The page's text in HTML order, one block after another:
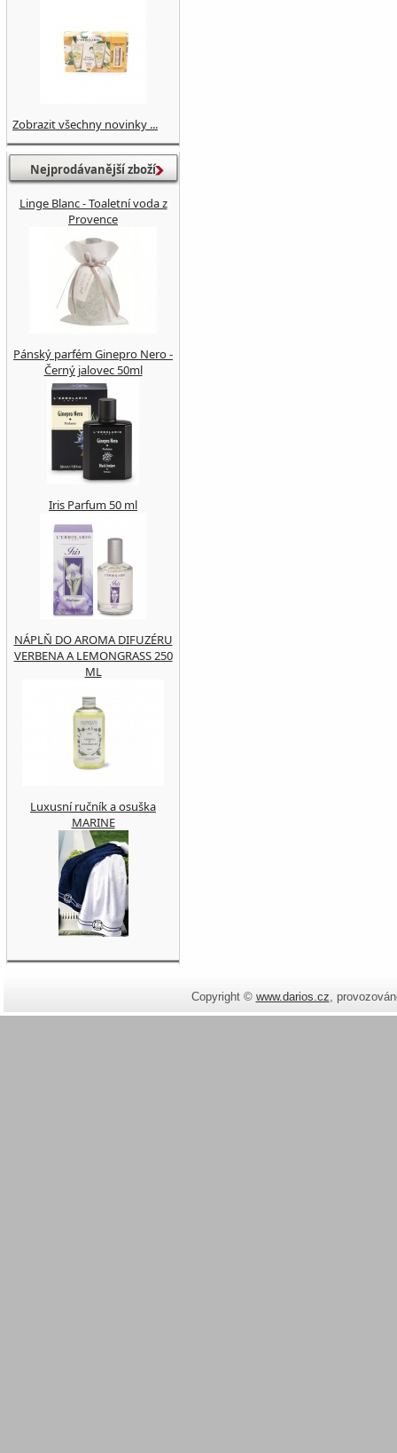
Zobrazit všechny novinky ...
Nejprodávanější zboží
Linge Blanc - Toaletní voda z
Provence
Pánský parfém Ginepro Nero -
Černý jalovec 50ml
Iris Parfum 50 ml
NÁPLŇ DO AROMA DIFUZÉRU
VERBENA A LEMONGRASS 250
ML
Luxusní ručník a osuška
MARINE
Copyright © www.darios.cz,